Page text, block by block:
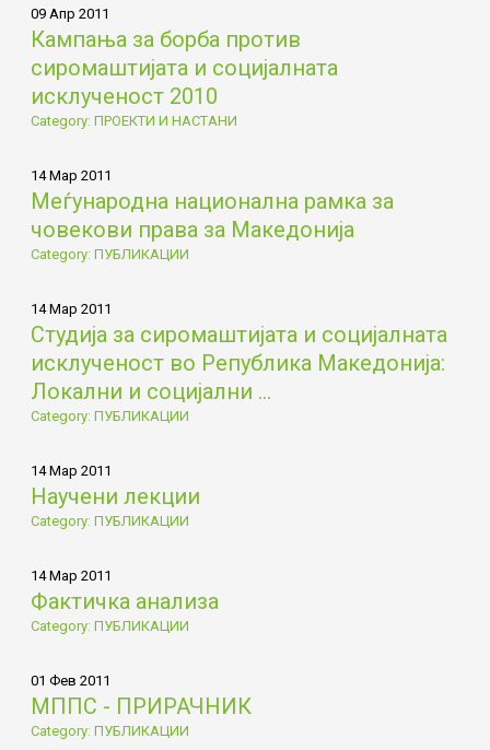
09 Апр 2011
Кампања за борба против
сиромаштијата и социјалната
исклученост 2010
Category: ПРОЕКТИ И НАСТАНИ
14 Мар 2011
Меѓународна национална рамка за
човекови права за Македонија
Category: ПУБЛИКАЦИИ
14 Мар 2011
Студија за сиромаштијата и социјалната
исклученост во Република Македонија:
Локални и социјални ...
Category: ПУБЛИКАЦИИ
14 Мар 2011
Научени лекции
Category: ПУБЛИКАЦИИ
14 Мар 2011
Фактичка анализа
Category: ПУБЛИКАЦИИ
01 Фев 2011
МППС - ПРИРАЧНИК
Category: ПУБЛИКАЦИИ